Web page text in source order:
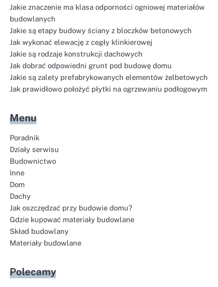
Jakie znaczenie ma klasa odporności ogniowej materiałów
budowlanych
Jakie są etapy budowy ściany z bloczków betonowych
Jak wykonać elewację z cegły klinkierowej
Jakie są rodzaje konstrukcji dachowych
Jak dobrać odpowiedni grunt pod budowę domu
Jakie są zalety prefabrykowanych elementów żelbetowych
Jak prawidłowo położyć płytki na ogrzewaniu podłogowym
Menu
Poradnik
Działy serwisu
Budownictwo
Inne
Dom
Dachy
Jak oszczędzać przy budowie domu?
Gdzie kupować materiały budowlane
Skład budowlany
Materiały budowlane
Polecamy